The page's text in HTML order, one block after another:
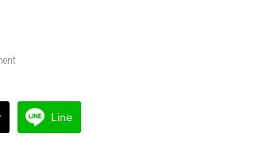
Line